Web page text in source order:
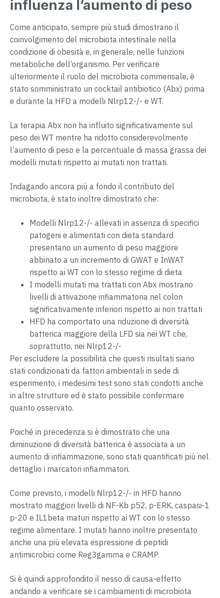
influenza l’aumento di peso
Come anticipato, sempre più studi dimostrano il
coinvolgimento del microbiota intestinale nella
condizione di obesità e, in generale, nelle funzioni
metaboliche dell’organismo. Per verificare
ulteriormente il ruolo del microbiota commensale, è
stato somministrato un cocktail antibiotico (Abx) prima
e durante la HFD a modelli Nlrp12-/- e WT.
La terapia Abx non ha influito significativamente sul
peso dei WT mentre ha ridotto considerevolmente
l’aumento di peso e la percentuale di massa grassa dei
modelli mutati rispetto ai mutati non trattati.
Indagando ancora più a fondo il contributo del
microbiota, è stato inoltre dimostrato che:
Modelli Nlrp12-/- allevati in assenza di specifici
patogeni e alimentati con dieta standard
presentano un aumento di peso maggiore
abbinato a un incremento di GWAT e InWAT
rispetto ai WT con lo stesso regime di dieta
I modelli mutati ma trattati con Abx mostrano
livelli di attivazione infiammatoria nel colon
significativamente inferiori rispetto ai non trattati
HFD ha comportato una riduzione di diversità
batterica maggiore della LFD sia nei WT che,
soprattutto, nei Nlrp12-/-
Per escludere la possibilità che questi risultati siano
stati condizionati da fattori ambientali in sede di
esperimento, i medesimi test sono stati condotti anche
in altre strutture ed è stato possibile confermare
quanto osservato.
Poiché in precedenza si è dimostrato che una
diminuzione di diversità batterica è associata a un
aumento di infiammazione, sono stati quantificati più nel
dettaglio i marcatori infiammatori.
Come previsto, i modelli Nlrp12-/- in HFD hanno
mostrato maggiori livelli di NF-Kb p52, p-ERK, caspasi-1
p-20 e IL1beta maturi rispetto ai WT con lo stesso
regime alimentare. I mutati hanno inoltre presentato
anche una più elevata espressione di peptidi
antimicrobici come Reg3gamma e CRAMP.
Si è quindi approfondito il nesso di causa-effetto
andando a verificare se i cambiamenti di microbiota